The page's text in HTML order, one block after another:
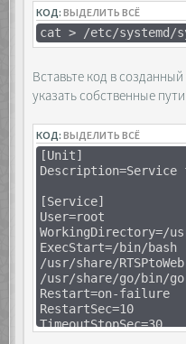
КОД:ВЫДЕЛИТЬ ВСЁ
cat > /etc/systemd/
Вставьте код в
указать собственные
КОД:ВЫДЕЛИТЬ ВСЁ
[Unit]
Description=Service
[Service]
User=root
WorkingDirectory=/
ExecStart=/bin/
/usr/share/RTSPtoWeb
/usr/share/go/bin/
Restart=on-failure
RestartSec=10
TimeoutStopSec=30